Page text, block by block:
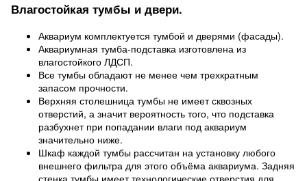
Влагостойкая тумбы и двери.
Аквариум комплектуется тумбой и дверями (фасады).
Аквариумная тумба-подставка изготовлена из
влагостойкого ЛДСП.
Все тумбы обладают не менее чем трехкратным
запасом прочности.
Верхняя столешница тумбы не имеет сквозных
отверстий, а значит вероятность того, что подставка
разбухнет при попадании влаги под аквариум
значительно ниже.
Шкаф каждой тумбы рассчитан на установку любого
внешнего фильтра для этого объёма аквариума. Задняя
стенка тумбы имеет технологические отверстия для